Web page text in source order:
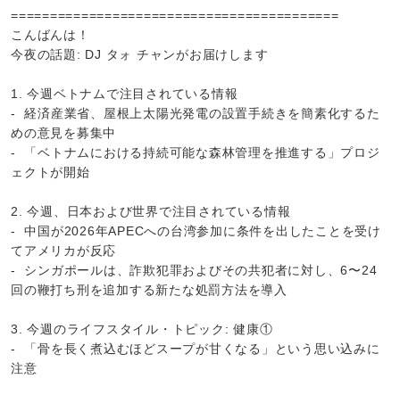
==========================================
こんばんは！
今夜の話題: DJ タォ チャンがお届けします
1. 今週ベトナムで注目されている情報
- 経済産業省、屋根上太陽光発電の設置手続きを簡素化するた
めの意見を募集中
- 「ベトナムにおける持続可能な森林管理を推進する」プロジ
ェクトが開始
2. 今週、日本および世界で注目されている情報
- 中国が2026年APECへの台湾参加に条件を出したことを受け
てアメリカが反応
- シンガポールは、詐欺犯罪およびその共犯者に対し、6〜24
回の鞭打ち刑を追加する新たな処罰方法を導入
3. 今週のライフスタイル・トピック: 健康①
- 「骨を長く煮込むほどスープが甘くなる」という思い込みに
注意